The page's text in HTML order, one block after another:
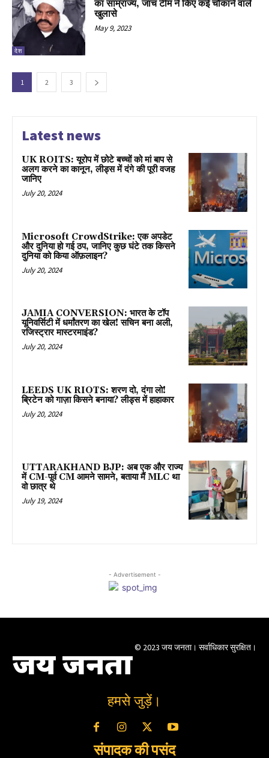
देश
का साम्राज्य, जांच टीम ने किए कई चौंकाने वाले
खुलासे
May 9, 2023
1 2 3
Latest news
UK ROITS: यूरोप में छोटे बच्चों को मां बाप से
अलग करने का कानून, लीड्स में दंगे की पूरी वजह
जानिए
July 20, 2024
Microsoft CrowdStrike: एक अपडेट
और दुनिया हो गई ठप, जानिए कुछ घंटे तक किसने
दुनिया को किया ऑफ़लाइन?
July 20, 2024
JAMIA CONVERSION: भारत के टॉप
यूनिवर्सिटी में धर्मांतरण का खेल! सचिन बना अली,
रजिस्ट्रार मास्टरमाइंड?
July 20, 2024
LEEDS UK RIOTS: शरण दो, दंगा लो!
ब्रिटेन को गाज़ा किसने बनाया? लीड्स में हाहाकार
July 20, 2024
UTTARAKHAND BJP: अब एक और राज्य
में CM-पूर्व CM आमने सामने, बताया मैं MLC था
वो छात्र थे
July 19, 2024
- Advertisement -
जय जनता © 2023 जय जनता। सर्वाधिकार सुरक्षित।
हमसे जुड़ें।
संपादक की पसंद